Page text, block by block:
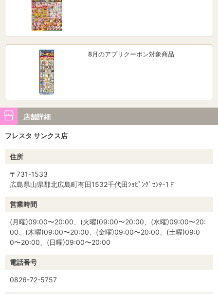
8月のアプリクーポン対象商品
店舗詳細
フレスタ サンクス店
住所
〒731-1533
広島県山県郡北広島町有田1532千代田ｼｮﾋﾟﾝｸﾞｾﾝﾀｰ1Ｆ
営業時間
(月曜)09:00〜20:00、(火曜)09:00〜20:00、(水曜)09:00〜20:
00、(木曜)09:00〜20:00、(金曜)09:00〜20:00、(土曜)09:0
0〜20:00、(日曜)09:00〜20:00
電話番号
0826-72-5757